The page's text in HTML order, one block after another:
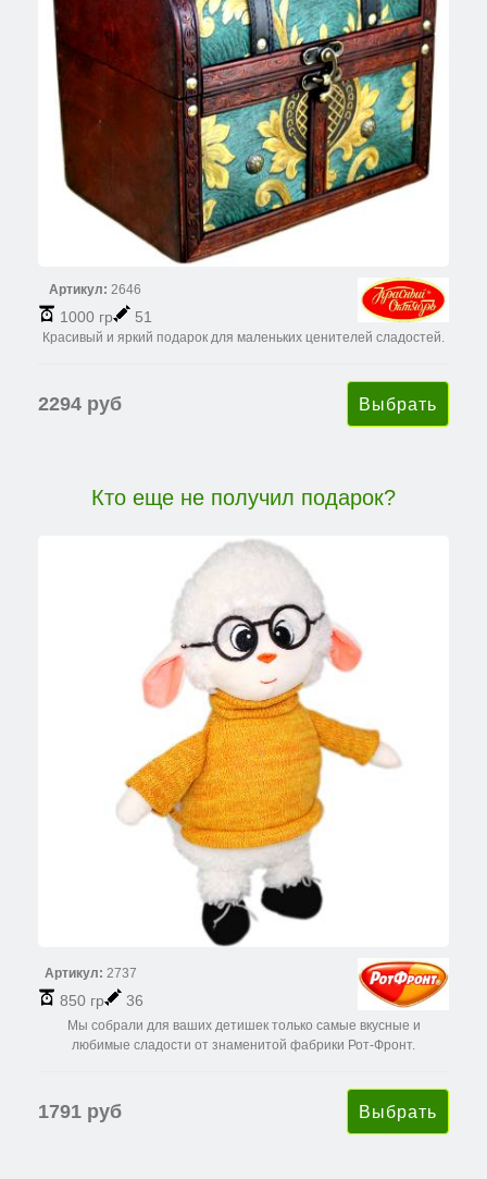
Артикул: 2646
1000 гр 51
Красивый и яркий подарок для маленьких ценителей сладостей.
2294 руб
Кто еще не получил подарок?
Артикул: 2737
850 гр 36
Мы собрали для ваших детишек только самые вкусные и
любимые сладости от знаменитой фабрики Рот-Фронт.
1791 руб